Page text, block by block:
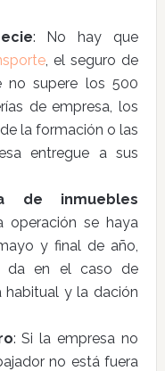
: No hay que
, el seguro de
no supere los 500
de empresa, los
la formación o las
entregue a sus
de inmuebles
operación se haya
y final de año,
da en el caso de
habitual y la dación
: Si la empresa no
no está fuera